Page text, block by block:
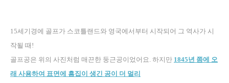
15세기경에 골프가 스코틀랜드와 영국에서부터 시작되어 그 역사가 시
작될 때!
골프공은 위의 사진처럼 매끈한 둥근공이었어요 하지만 1845년 쯤에 오
래 사용하여 표면에 흠집이 생긴 공이 더 멀리